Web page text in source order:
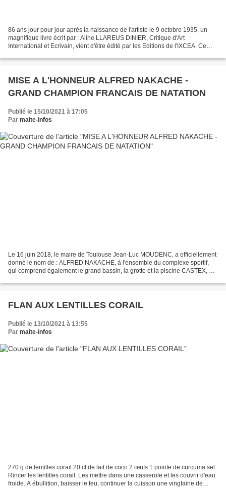
86 ans jour pour jour après la naissance de l'artiste le 9 octobre 1935, un
magnifique livre écrit par : Aline LLAREUS DINIER, Critique d'Art
International et Ecrivain, vient d'être édité par les Editions de l'IXCEA. Ce
MISE A L'HONNEUR ALFRED NAKACHE -
GRAND CHAMPION FRANCAIS DE NATATION
Publié le 15/10/2021 à 17:05
Par maite-infos
Le 16 juin 2018, le maire de Toulouse Jean-Luc MOUDENC, a officiellement
donné le nom de : ALFRED NAKACHE, à l'ensemble du complexe sportif,
qui comprend également le grand bassin, la grotte et la piscine CASTEX, en
FLAN AUX LENTILLES CORAIL
Publié le 13/10/2021 à 13:55
Par maite-infos
270 g de lentilles corail 20 cl de lait de coco 2 œufs 1 pointe de curcuma sel
Rincer les lentilles corail. Les mettre dans une casserole et les couvrir d'eau
froide. A ébullition, baisser le feu, continuer la cuisson une vingtaine de